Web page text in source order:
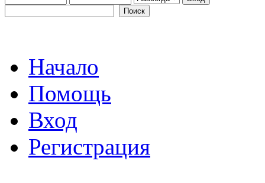
Начало
Помощь
Вход
Регистрация